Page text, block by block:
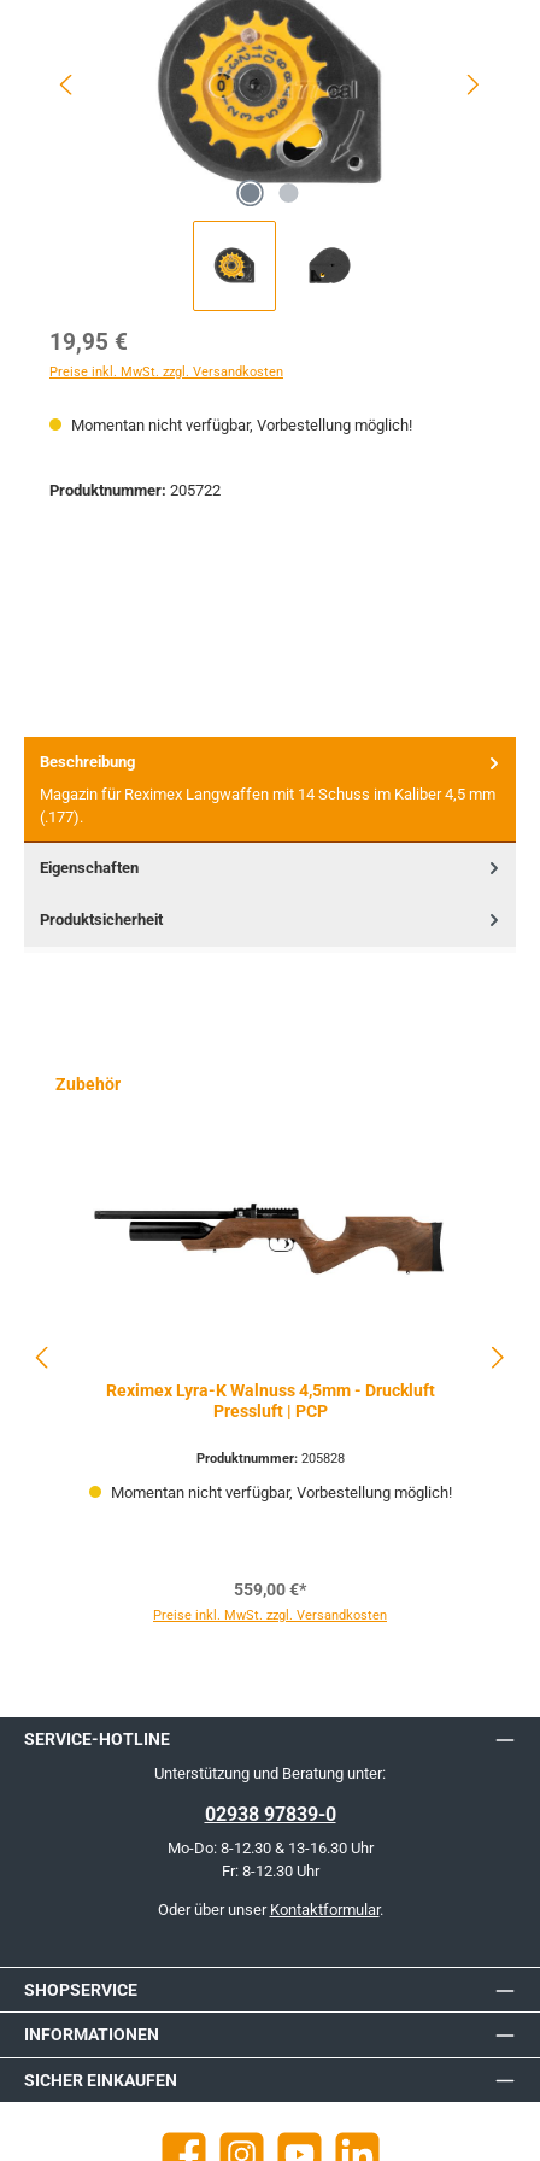
Regulärer Preis:
19,95 €
Preise inkl. MwSt. zzgl. Versandkosten
Momentan nicht verfügbar, Vorbestellung möglich!
Produktnummer: 205722
Beschreibung
Magazin für Reximex Langwaffen mit 14 Schuss im Kaliber 4,5 mm
(.177).
Eigenschaften
Produktsicherheit
Produktgalerie überspringen
Zubehör
Reximex Lyra-K Walnuss 4,5mm - Druckluft
Pressluft | PCP
Produktnummer: 205828
Momentan nicht verfügbar, Vorbestellung möglich!
559,00 €*
Preise inkl. MwSt. zzgl. Versandkosten
SERVICE-HOTLINE
Unterstützung und Beratung unter:
02938 97839-0
Mo-Do: 8-12.30 & 13-16.30 Uhr
Fr: 8-12.30 Uhr
Oder über unser Kontaktformular.
SHOPSERVICE
INFORMATIONEN
SICHER EINKAUFEN